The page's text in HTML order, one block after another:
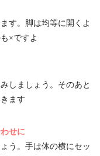
す。脚は均等に開くよ
×ですよ
しましょう。そのあと
ます
せに
う。手は体の横にセッ